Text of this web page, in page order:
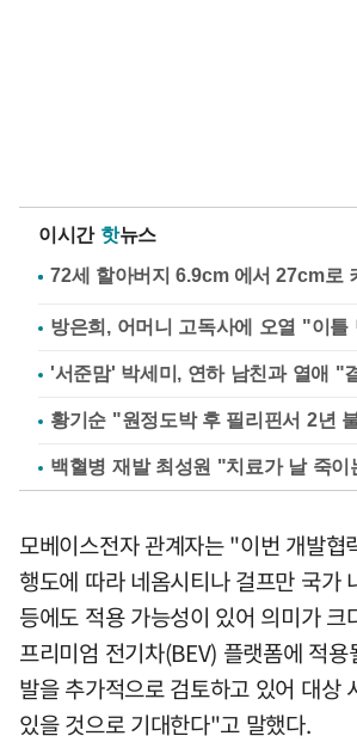
이시간 핫뉴스
방은희, 어머니 고독사에 오열 "이틀
'서준맘' 박세미, 연하 남친과 열애 "
황기순 "원정도박 후 필리핀서 2년
백혈병 재발 최성원 "치료가 날 죽이
모베이스전자 관계자는 "이번 개발협
행도에 따라 네옴시티나 걸프만 국가
등에도 적용 가능성이 있어 의미가
프리미엄 전기차(BEV) 플랫폼에 적
발을 추가적으로 검토하고 있어 대상
있을 것으로 기대한다"고 말했다.